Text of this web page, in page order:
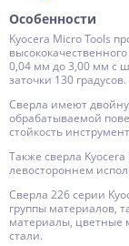
Особенности
Kyocera Micro Tools
0,04 мм до 3,00 мм с
заточки 130 градусов.
Сверла имеют
обрабатываемой
стойкость
Также сверла
левостороннем
Сверла 226 серии
группы материалов,
материалы, цветные
стали.